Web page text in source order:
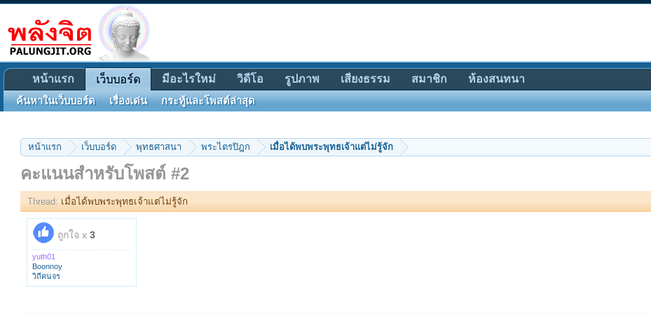
หน้าแรก เว็บบอร์ด พุทธศาสนา พระไตรปิฎก เมื่อได้พบพระพุทธเจ้าแต่ไม่รู้จัก
คะแนนสำหรับโพสต์ #2
Thread: เมื่อได้พบพระพุทธเจ้าแต่ไม่รู้จัก
ถูกใจ x 3
yuth01
Boonnoy
วิถีคนจร
หน้าแรก เว็บบอร์ด
ค้นหาในเว็บบอร์ด เรื่องเด่น กระทู้และโพสต์ล่าสุด
มีอะไรใหม่ วิดีโอ รูปภาพ เสียงธรรม สมาชิก ห้องสนทนา